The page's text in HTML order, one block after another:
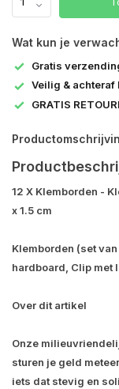
Wat kun je
Gratis
Veilig & achteraf
GRATIS
12 X Klemborden -
x 1.5 cm
Klemborden (set
hardboard, Clip met
Over dit artikel
Onze
sturen je geld
iets dat stevig en